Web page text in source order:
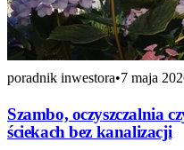
poradnik inwestora•7 maja
Szambo, oczyszczalnia
ściekach bez kanalizacji